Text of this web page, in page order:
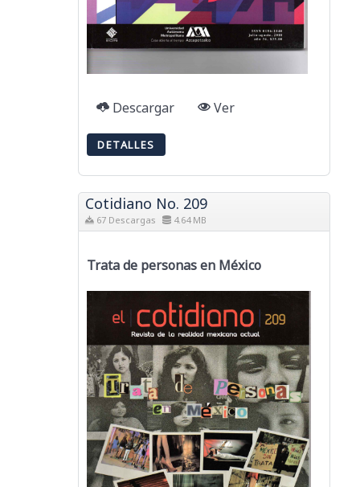
Descargar Ver
DETALLES
Cotidiano No. 209
67 Descargas 4.64 MB
Trata de personas en México